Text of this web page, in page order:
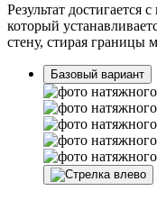
Результат
который
стену, стирая границы
Базовый вариант